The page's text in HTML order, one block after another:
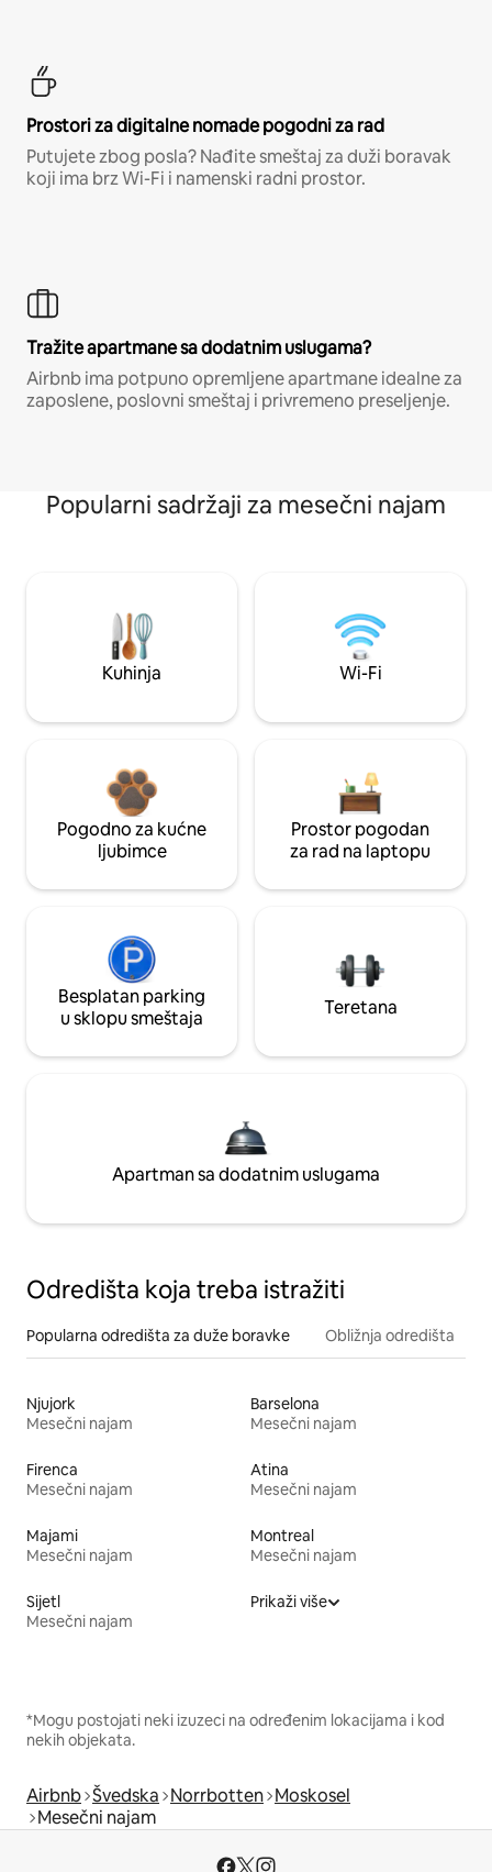
Prostori za digitalne nomade pogodni za rad
Putujete zbog posla? Nađite smeštaj za duži boravak
koji ima brz Wi-Fi i namenski radni prostor.
Tražite apartmane sa dodatnim uslugama?
Airbnb ima potpuno opremljene apartmane idealne za
zaposlene, poslovni smeštaj i privremeno preseljenje.
Popularni sadržaji za mesečni najam
Kuhinja Wi-Fi
Pogodno za kućne
ljubimce
Prostor pogodan
za rad na laptopu
Besplatan parking
u sklopu smeštaja
Teretana
Apartman sa dodatnim uslugama
Odredišta koja treba istražiti
Popularna odredišta za duže boravke Obližnja odredišta
Njujork
Mesečni najam
Barselona
Mesečni najam
Firenca
Mesečni najam
Atina
Mesečni najam
Majami
Mesečni najam
Montreal
Mesečni najam
Sijetl
Mesečni najam
Prikaži više
*Mogu postojati neki izuzeci na određenim lokacijama i kod
nekih objekata.
Airbnb Švedska Norrbotten Moskosel
Mesečni najam